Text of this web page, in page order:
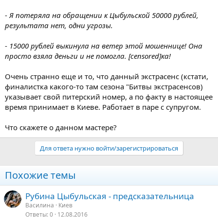
- Я потеряла на обращении к Цыбульской 50000 рублей,
результата нет, одни угрозы.
- 15000 рублей выкинула на ветер этой мошеннице! Она
просто взяла деньги и не помогла. [censored]ка!
Очень странно еще и то, что данный экстрасенс (кстати,
финалистка какого-то там сезона "Битвы экстрасенсов)
указывает свой питерский номер, а по факту в настоящее
время принимает в Киеве. Работает в паре с супругом.
Что скажете о данном мастере?
Для ответа нужно войти/зарегистрироваться
Похожие темы
Рубина Цыбульская - предсказательница
Василина
Киев
Ответы 0 12.08.2016